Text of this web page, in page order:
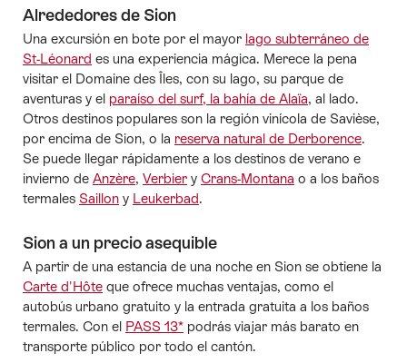
Alrededores de Sion
Una excursión en bote por el mayor lago subterráneo de
St-Léonard es una experiencia mágica. Merece la pena
visitar el Domaine des Îles, con su lago, su parque de
aventuras y el paraíso del surf, la bahía de Alaïa, al lado.
Otros destinos populares son la región vinícola de Savièse,
por encima de Sion, o la reserva natural de Derborence.
Se puede llegar rápidamente a los destinos de verano e
invierno de Anzère, Verbier y Crans-Montana o a los baños
termales Saillon y Leukerbad.
Sion a un precio asequible
A partir de una estancia de una noche en Sion se obtiene la
Carte d'Hôte que ofrece muchas ventajas, como el
autobús urbano gratuito y la entrada gratuita a los baños
termales. Con el PASS 13* podrás viajar más barato en
transporte público por todo el cantón.